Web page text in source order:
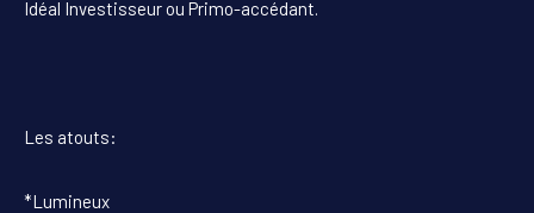
Idéal Investisseur ou Primo-accédant.
Les atouts:
*Lumineux